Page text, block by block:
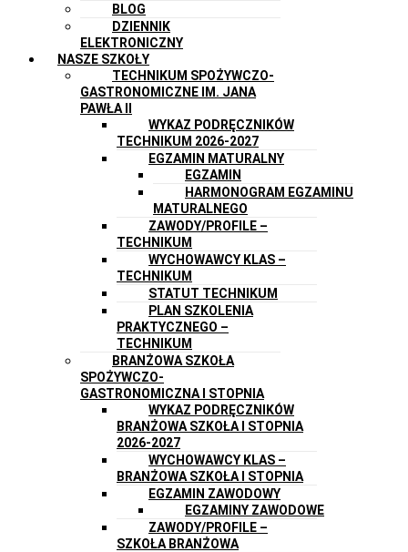
BLOG
DZIENNIK
ELEKTRONICZNY
NASZE SZKOŁY
TECHNIKUM SPOŻYWCZO-
GASTRONOMICZNE IM. JANA
PAWŁA II
WYKAZ PODRĘCZNIKÓW
TECHNIKUM 2026-2027
EGZAMIN MATURALNY
EGZAMIN
HARMONOGRAM EGZAMINU
MATURALNEGO
ZAWODY/PROFILE –
TECHNIKUM
WYCHOWAWCY KLAS –
TECHNIKUM
STATUT TECHNIKUM
PLAN SZKOLENIA
PRAKTYCZNEGO –
TECHNIKUM
BRANŻOWA SZKOŁA
SPOŻYWCZO-
GASTRONOMICZNA I STOPNIA
WYKAZ PODRĘCZNIKÓW
BRANŻOWA SZKOŁA I STOPNIA
2026-2027
WYCHOWAWCY KLAS –
BRANŻOWA SZKOŁA I STOPNIA
EGZAMIN ZAWODOWY
EGZAMINY ZAWODOWE
ZAWODY/PROFILE –
SZKOŁA BRANŻOWA